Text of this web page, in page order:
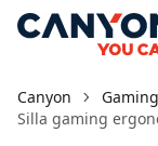
Canyon Gaming
Silla gaming